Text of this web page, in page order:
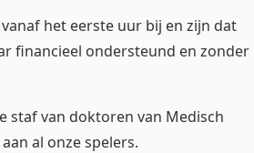
het eerste uur bij en zijn dat
financieel ondersteund en zonder
staf van doktoren van Medisch
al onze spelers.